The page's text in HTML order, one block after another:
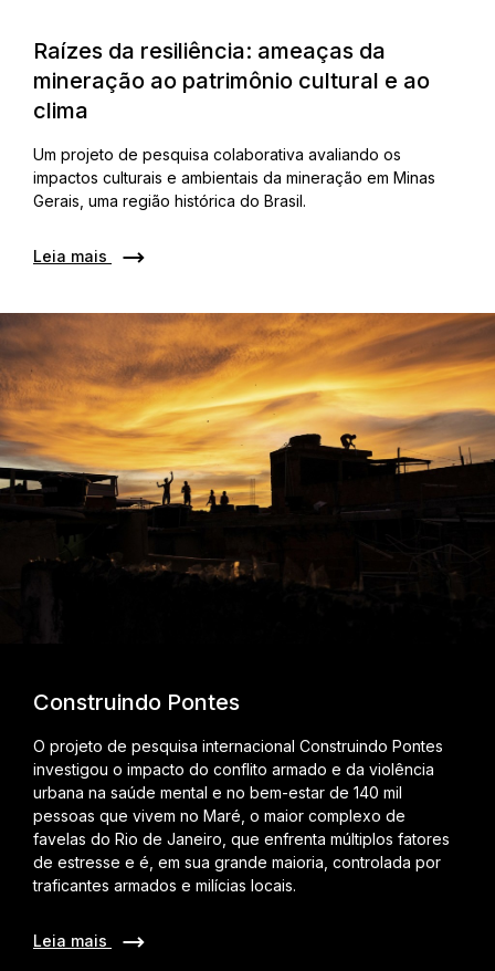
Raízes da resiliência: ameaças da
mineração ao patrimônio cultural e ao
clima
Um projeto de pesquisa colaborativa avaliando os
impactos culturais e ambientais da mineração em Minas
Gerais, uma região histórica do Brasil.
Leia mais
Construindo Pontes
O projeto de pesquisa internacional Construindo Pontes
investigou o impacto do conflito armado e da violência
urbana na saúde mental e no bem-estar de 140 mil
pessoas que vivem no Maré, o maior complexo de
favelas do Rio de Janeiro, que enfrenta múltiplos fatores
de estresse e é, em sua grande maioria, controlada por
traficantes armados e milícias locais.
Leia mais